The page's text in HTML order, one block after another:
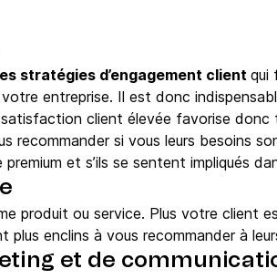
stratégies d’engagement client qui
entreprise. Il est donc
client élevée favorise donc
recommander si vous leurs besoins
et s’ils se sentent impliqués
produit ou service. Plus votre client
enclins à vous recommander à
et de